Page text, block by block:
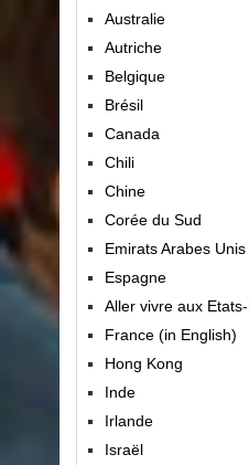
Australie
Autriche
Belgique
Brésil
Canada
Chili
Chine
Corée du Sud
Emirats Arabes Unis
Espagne
Aller vivre aux
France (in English)
Hong Kong
Inde
Irlande
Israël